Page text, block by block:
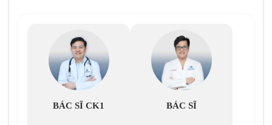
BÁC SĨ CK1 BÁC SĨ